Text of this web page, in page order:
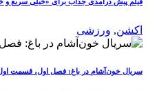
اکشن, ورزشی
سریال خون‌آشام در باغ: فصل اول، قسمت اول